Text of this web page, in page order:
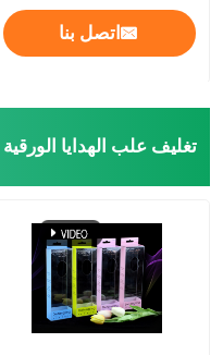
اتصل بنا
تغليف علب الهدايا الورقية